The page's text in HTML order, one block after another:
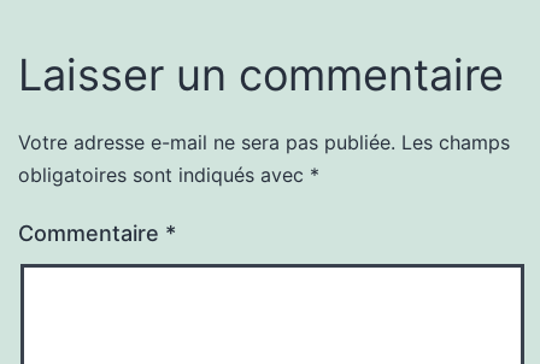
Laisser un commentaire
Votre adresse e-mail ne sera pas publiée. Les champs
obligatoires sont indiqués avec *
Commentaire *